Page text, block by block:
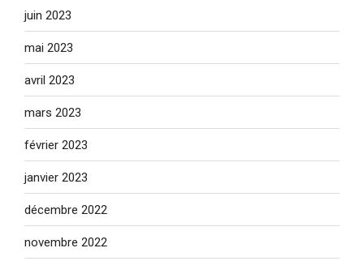
juin 2023
mai 2023
avril 2023
mars 2023
février 2023
janvier 2023
décembre 2022
novembre 2022